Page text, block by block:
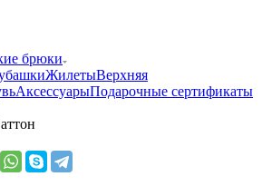
брюки
ЖилетыВерхняя
АксессуарыПодарочные сертификаты